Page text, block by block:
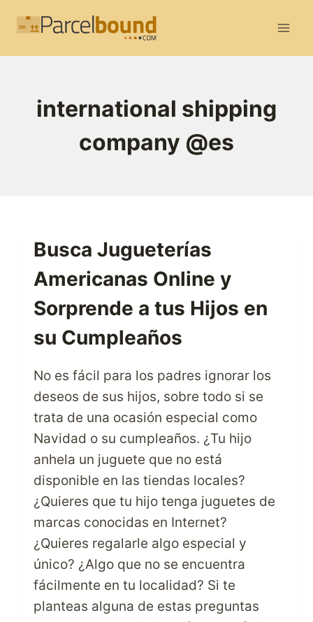
international shipping
company @es
Busca Jugueterías
Americanas Online y
Sorprende a tus Hijos en
su Cumpleaños
No es fácil para los padres ignorar los
deseos de sus hijos, sobre todo si se
trata de una ocasión especial como
Navidad o su cumpleaños. ¿Tu hijo
anhela un juguete que no está
disponible en las tiendas locales?
¿Quieres que tu hijo tenga juguetes de
marcas conocidas en Internet?
¿Quieres regalarle algo especial y
único? ¿Algo que no se encuentra
fácilmente en tu localidad? Si te
planteas alguna de estas preguntas